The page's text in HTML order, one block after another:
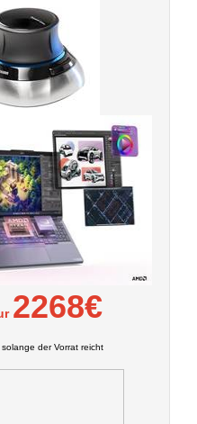
2268€
der Vorrat reicht